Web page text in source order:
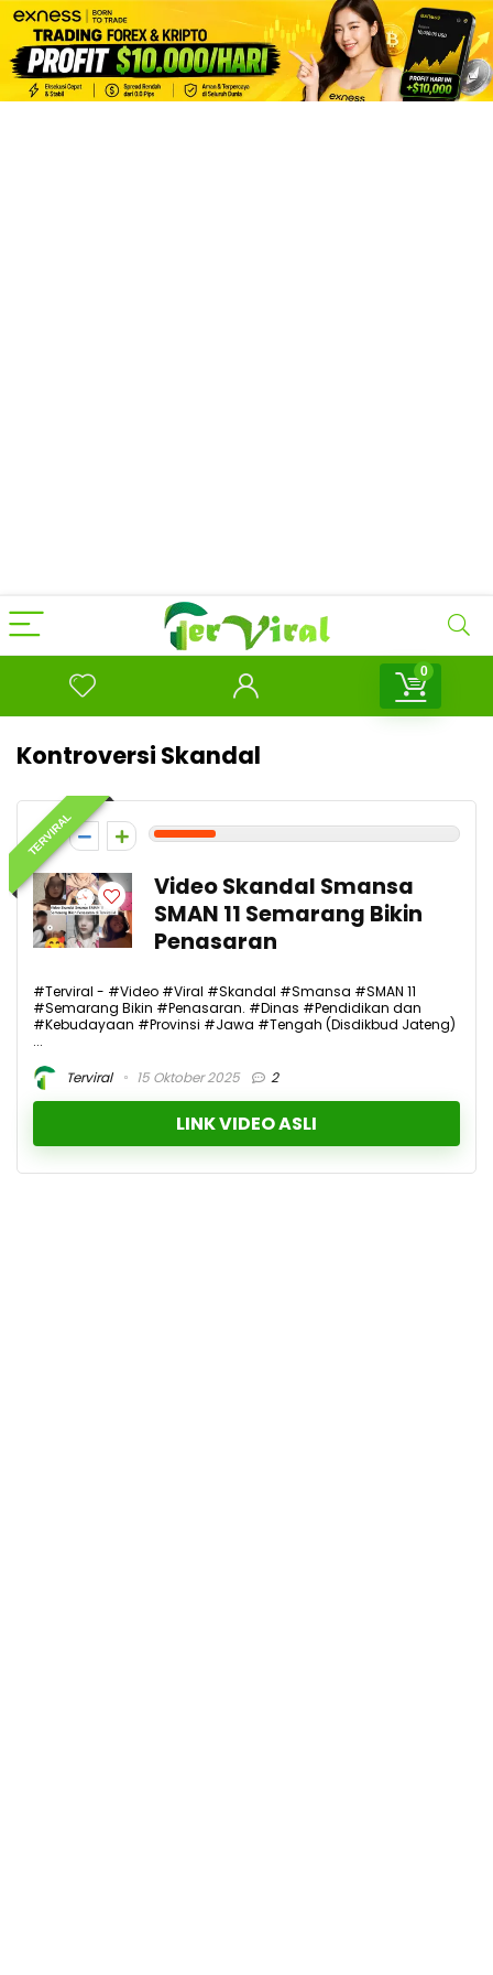
0
Kontroversi Skandal
TERVIRAL
2
Video Skandal Smansa
SMAN 11 Semarang Bikin
Penasaran
#Terviral - #Video #Viral #Skandal #Smansa #SMAN 11
#Semarang Bikin #Penasaran. #Dinas #Pendidikan dan
#Kebudayaan #Provinsi #Jawa #Tengah (Disdikbud Jateng)
...
Terviral
15 Oktober 2025 2
LINK VIDEO ASLI